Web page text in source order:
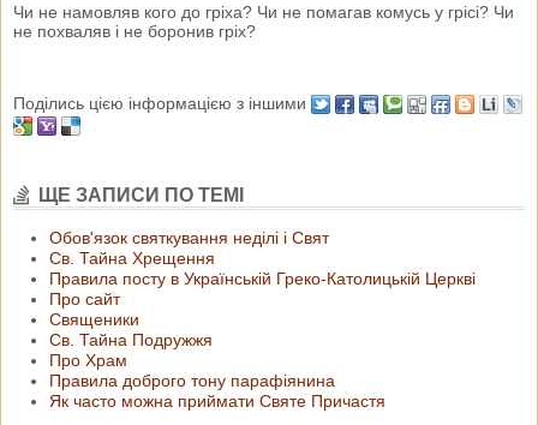
Чи не намовляв кого до гріха? Чи не помагав комусь у грісі? Чи
не похваляв і не боронив гріх?
Поділись цією інформацією з іншими
ЩЕ ЗАПИСИ ПО ТЕМІ
Обов'язок святкування неділі і Свят
Св. Тайна Хрещення
Правила посту в Українській Греко-Католицькій Церкві
Про сайт
Священики
Св. Тайна Подружжя
Про Храм
Правила доброго тону парафіянина
Як часто можна приймати Святе Причастя